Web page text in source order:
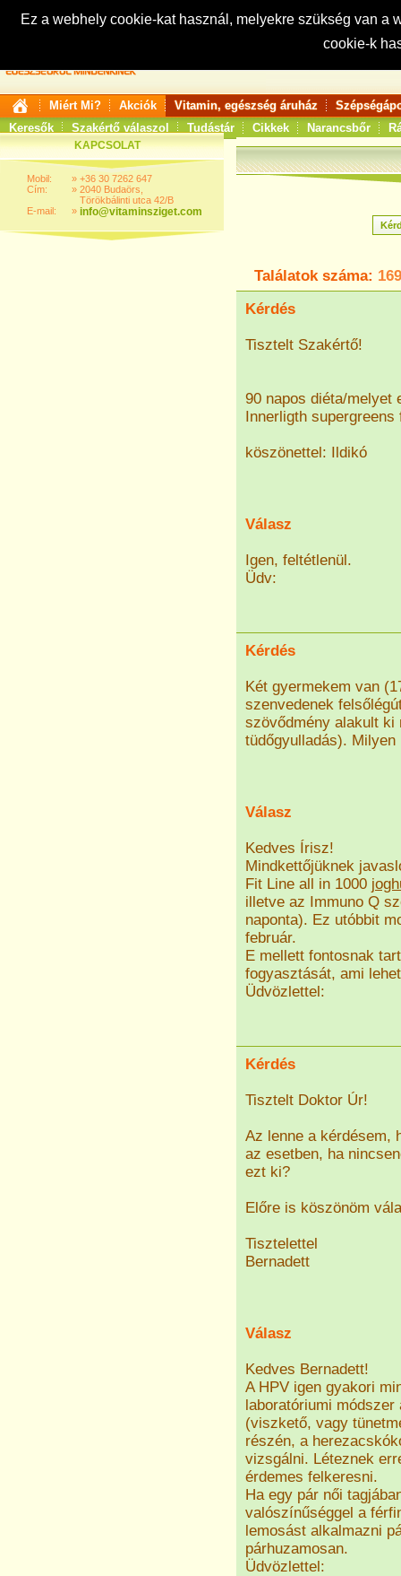
Ez a webhely cookie-kat használ, melyekre szükség van
cookie-k
Keresés:
Miért Mi? Akciók Vitamin, egészség áruház
Keresők
Szakértő válaszol Tudástár Cikkek Narancsbőr
KAPCSOLAT
Mobil:
Cím:
E-mail:
»
»
»
+36 30 7262 647
2040 Budaörs,
Törökbálinti utca 42/B
info@vitaminsziget.com
Találatok száma:
Kérdés
Tisztelt Szakértő!
90 napos diéta/melyet
Innerligth supergreens
köszönettel: Ildikó
Válasz
Igen, feltétlenül.
Üdv:
Kérdés
Két gyermekem van
szenvedenek
szövődmény alakult ki
tüdőgyulladás).
Válasz
Kedves Írisz!
Mindkettőjüknek
Fit Line all in 1000
illetve az Immuno Q
naponta). Ez utóbbit
február.
E mellett fontosnak
fogyasztását, ami
Üdvözlettel:
Kérdés
Tisztelt Doktor Úr!
Az lenne a kérdésem,
az esetben, ha
ezt ki?
Előre is köszönöm
Tisztelettel
Bernadett
Válasz
Kedves Bernadett!
A HPV igen gyakori
laboratóriumi
(viszkető, vagy
részén, a
vizsgálni. Léteznek
érdemes felkeresni.
Ha egy pár női
valószínűséggel a
lemosást alkalmazni
párhuzamosan.
Üdvözlettel: